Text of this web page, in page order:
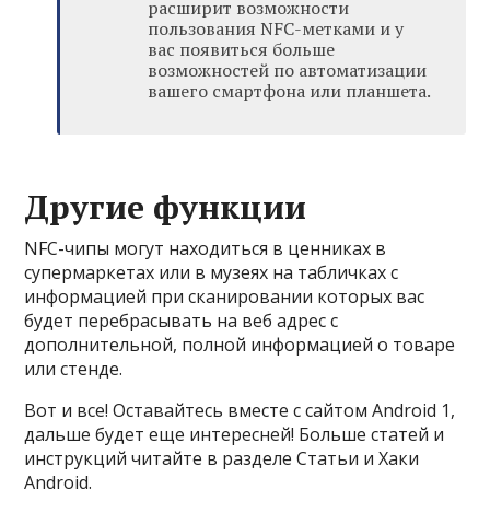
расширит возможности
пользования NFC-метками и у
вас появиться больше
возможностей по автоматизации
вашего смартфона или планшета.
Другие функции
NFC-чипы могут находиться в ценниках в
супермаркетах или в музеях на табличках с
информацией при сканировании которых вас
будет перебрасывать на веб адрес с
дополнительной, полной информацией о товаре
или стенде.
Вот и все! Оставайтесь вместе с сайтом Android 1,
дальше будет еще интересней! Больше статей и
инструкций читайте в разделе Статьи и Хаки
Android.